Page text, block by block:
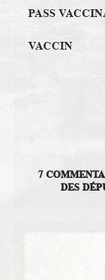
PASS
VACCIN
7
DES